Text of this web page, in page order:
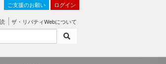
ご支援のお願い ログイン
ザ・リバティWebについて